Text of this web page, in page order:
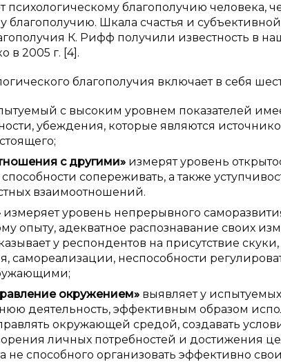
психологическому благополучию человека,
благополучию. Шкала счастья и
К. Рифф получили известность в
в 2005 г. [4].
благополучия включает в себя
с высоким уровнем показателей
убеждения, которые являются
с другими» измерят уровень
сопереживать, а также
взаимоотношений.
измеряет уровень непрерывного
опыту, адекватное распознавание своих
у респондентов на присутствие
самореализации, неспособности
окружением» выявляет у
деятельность, эффективным образом
окружающей средой, создавать
личных потребностей и достижения
не способного организовать эффективно